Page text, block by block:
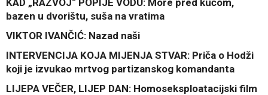
bazen u dvorištu, suša na vratima
VIKTOR IVANČIĆ: Nazad naši
INTERVENCIJA KOJA MIJENJA STVAR: Priča o Hodži
koji je izvukao mrtvog partizanskog komandanta
LIJEPA VEČER, LIJEP DAN: Homoseksploatacijski film